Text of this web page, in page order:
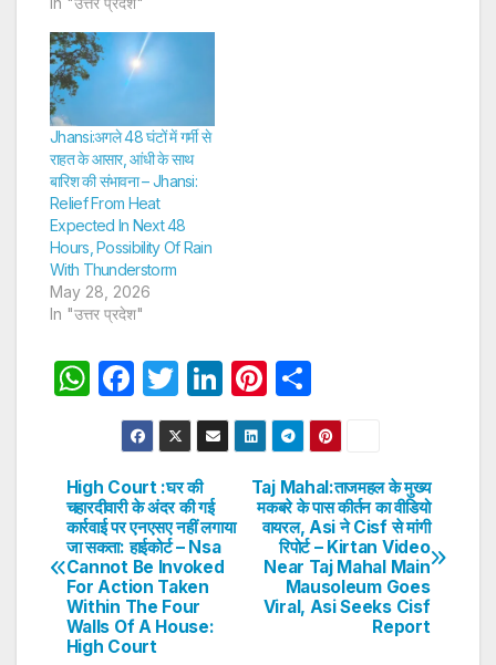
Jhansi:अगले 48 घंटों में गर्मी से
राहत के आसार, आंधी के साथ
बारिश की संभावना – Jhansi:
Relief From Heat
Expected In Next 48
Hours, Possibility Of Rain
With Thunderstorm
May 28, 2026
In "उत्तर प्रदेश"
W
s
A
p
p
F
a
c
e
b
o
o
k
T
w
itt
er
Li
n
k
dI
n
Pi
nt
er
e
st
h
ar
e
Post
navigation
Taj Mahal:ताजमहल के मुख्य
मकबरे के पास कीर्तन का वीडियो
वायरल, Asi ने Cisf से मांगी
रिपोर्ट – Kirtan Video
Near Taj Mahal Main
Mausoleum Goes
Viral, Asi Seeks Cisf
Report
High Court :घर की
चहारदीवारी के अंदर की गई
कार्रवाई पर एनएसए नहीं लगाया
जा सकता: हाईकोर्ट – Nsa
Cannot Be Invoked
For Action Taken
Within The Four
Walls Of A House:
High Court